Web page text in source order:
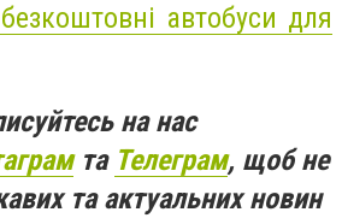
автобуси для
на нас
та Телеграм, щоб не
та актуальних новин